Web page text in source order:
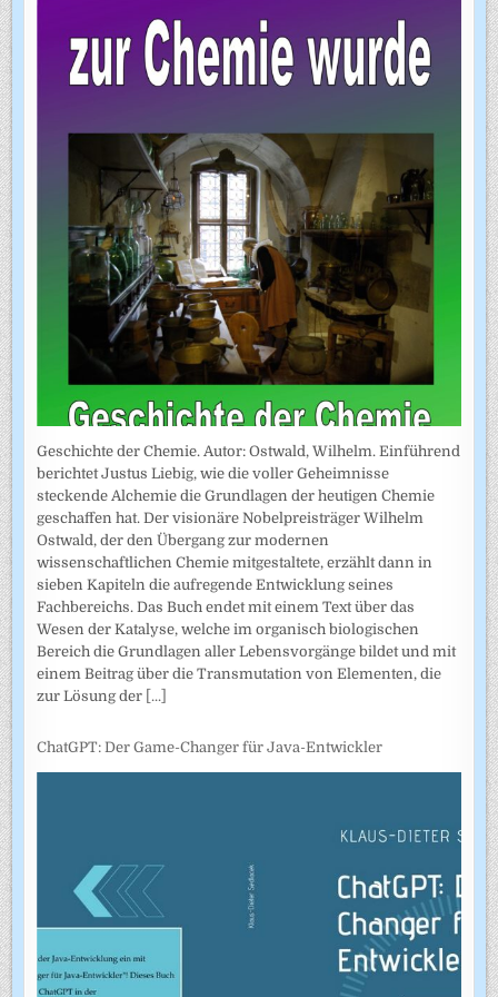
Geschichte der Chemie. Autor: Ostwald, Wilhelm. Einführend
berichtet Justus Liebig, wie die voller Geheimnisse
steckende Alchemie die Grundlagen der heutigen Chemie
geschaffen hat. Der visionäre Nobelpreisträger Wilhelm
Ostwald, der den Übergang zur modernen
wissenschaftlichen Chemie mitgestaltete, erzählt dann in
sieben Kapiteln die aufregende Entwicklung seines
Fachbereichs. Das Buch endet mit einem Text über das
Wesen der Katalyse, welche im organisch biologischen
Bereich die Grundlagen aller Lebensvorgänge bildet und mit
einem Beitrag über die Transmutation von Elementen, die
zur Lösung der [...]
ChatGPT: Der Game-Changer für Java-Entwickler